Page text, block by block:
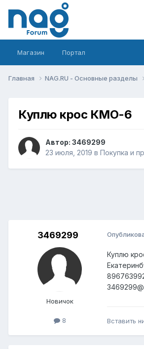
Магазин Портал
Главная NAG.RU - Основные разделы
Куплю крос КМО-6
Автор: 3469299
23 июля, 2019 в Покупка и
3469299
Новичок
8
Куплю
Вставить